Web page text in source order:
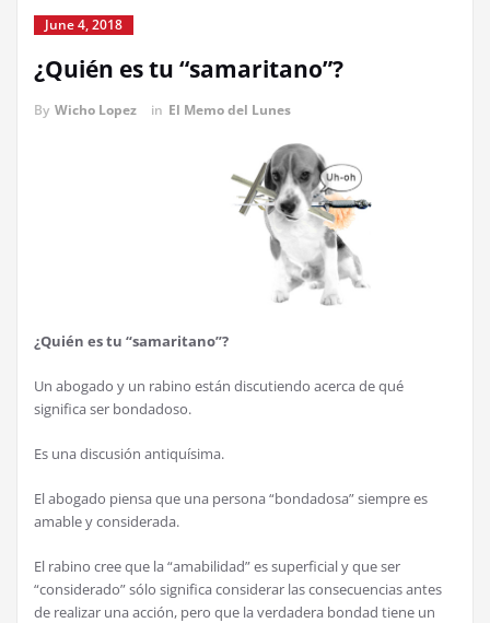
June 4, 2018
¿Quién es tu “samaritano”?
By Wicho Lopez in El Memo del Lunes
¿Quién es tu “samaritano”?
Un abogado y un rabino están discutiendo acerca de qué
significa ser bondadoso.
Es una discusión antiquísima.
El abogado piensa que una persona “bondadosa” siempre es
amable y considerada.
El rabino cree que la “amabilidad” es superficial y que ser
“considerado” sólo significa considerar las consecuencias antes
de realizar una acción, pero que la verdadera bondad tiene un